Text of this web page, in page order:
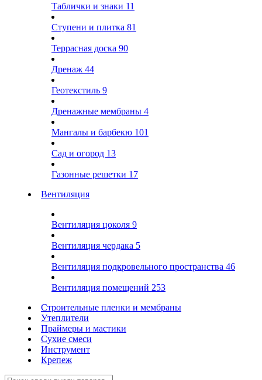
Таблички и знаки 11
Ступени и плитка 81
Террасная доска 90
Дренаж 44
Геотекстиль 9
Дренажные мембраны 4
Мангалы и барбекю 101
Сад и огород 13
Газонные решетки 17
Вентиляция
Вентиляция цоколя 9
Вентиляция чердака 5
Вентиляция подкровельного пространства 46
Вентиляция помещений 253
Строительные пленки и мембраны
Утеплители
Праймеры и мастики
Сухие смеси
Инструмент
Крепеж